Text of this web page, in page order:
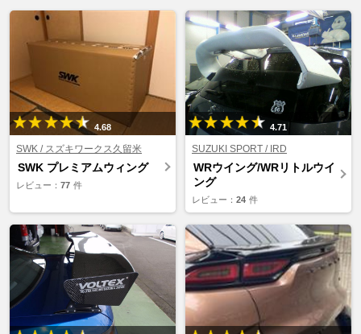
4.68
SWK / スズキワークス久留米
SWK プレミアムウィング
レビュー： 77 件
4.71
SUZUKI SPORT / IRD
WRウイング/WRリトルウイ
ング
レビュー： 24 件